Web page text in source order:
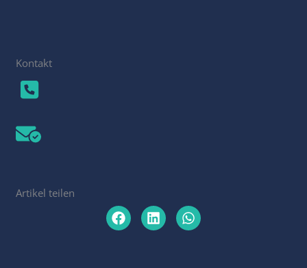
Kontakt
Artikel teilen